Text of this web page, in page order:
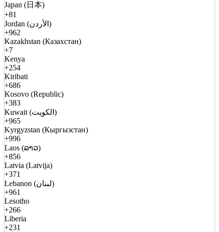
Japan (日本)
+81
Jordan (الأردن)
+962
Kazakhstan (Казахстан)
+7
Kenya
+254
Kiribati
+686
Kosovo (Republic)
+383
Kuwait (الكويت)
+965
Kyrgyzstan (Кыргызстан)
+996
Laos (ລາວ)
+856
Latvia (Latvija)
+371
Lebanon (لبنان)
+961
Lesotho
+266
Liberia
+231